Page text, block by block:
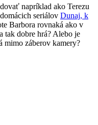
napríklad ako Terezu
seriálov Dunaj, k
Barbora rovnaká ako v
tak dobre hrá? Alebo je
mimo záberov kamery?